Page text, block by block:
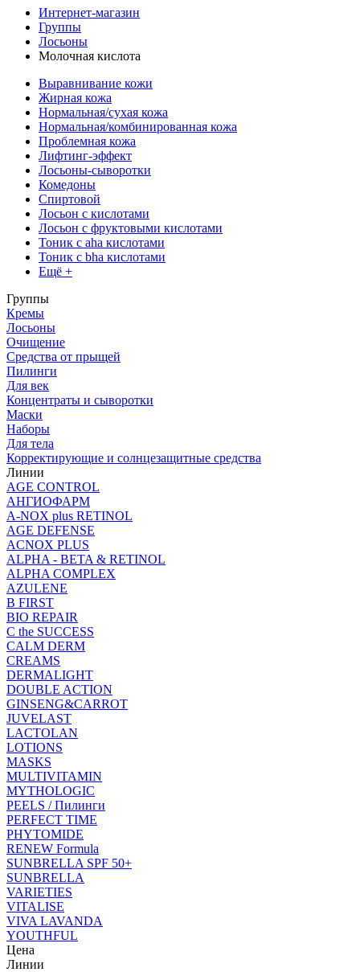
Интернет-магазин
Группы
Лосьоны
Молочная кислота
Выравнивание кожи
Жирная кожа
Нормальная/сухая кожа
Нормальная/комбинированная кожа
Проблемная кожа
Лифтинг-эффект
Лосьоны-сыворотки
Комедоны
Спиртовой
Лосьон с кислотами
Лосьон с фруктовыми кислотами
Тоник с aha кислотами
Тоник с bha кислотами
Ещё +
Группы
Кремы
Лосьоны
Очищение
Средства от прыщей
Пилинги
Для век
Концентраты и сыворотки
Маски
Наборы
Для тела
Корректирующие и солнцезащитные средства
Линии
AGE CONTROL
АНГИОФАРМ
A-NOX plus RETINOL
AGE DEFENSE
ACNOX PLUS
ALPHA - BETA & RETINOL
ALPHA COMPLEX
AZULENE
B FIRST
BIO REPAIR
C the SUCCESS
CALM DERM
CREAMS
DERMALIGHT
DOUBLE ACTION
GINSENG&CARROT
JUVELAST
LACTOLAN
LOTIONS
MASKS
MULTIVITAMIN
MYTHOLOGIC
PEELS / Пилинги
PERFECT TIME
PHYTOMIDE
RENEW Formula
SUNBRELLA SPF 50+
SUNBRELLA
VARIETIES
VITALISE
VIVA LAVANDA
YOUTHFUL
Цена
Линии